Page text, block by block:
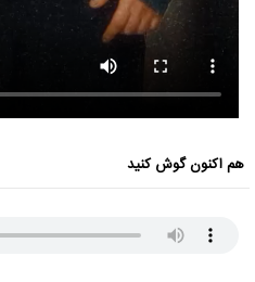
هم اکنون گوش کنید